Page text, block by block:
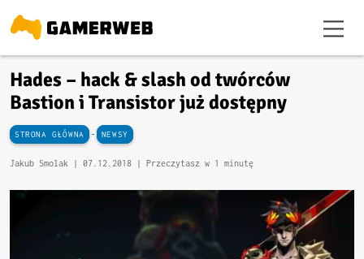
Hades – hack & slash od twórców
Bastion i Transistor już dostępny
STRONA GŁÓWNA - NEWSY
Jakub Smolak | 07.12.2018 | Przeczytasz w 1 minutę